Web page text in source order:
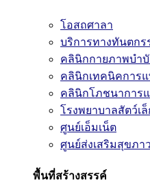
โอสถศาลา
บริการทางทันตกร
คลินิกกายภาพบำ
คลินิกเทคนิคการ
คลินิกโภชนาการ
โรงพยาบาลสัตว์เ
ศูนย์เอ็มเน็ต
ศูนย์ส่งเสริมสุขภา
พื้นที่สร้างสรรค์